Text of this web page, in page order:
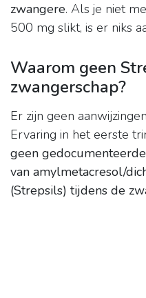
zwangere. Als je niet
500 mg slikt, is er niks
Waarom geen
zwangerschap?
Er zijn geen
Ervaring in het eerste
geen
van amylmetacresol/
(Strepsils) tijdens de